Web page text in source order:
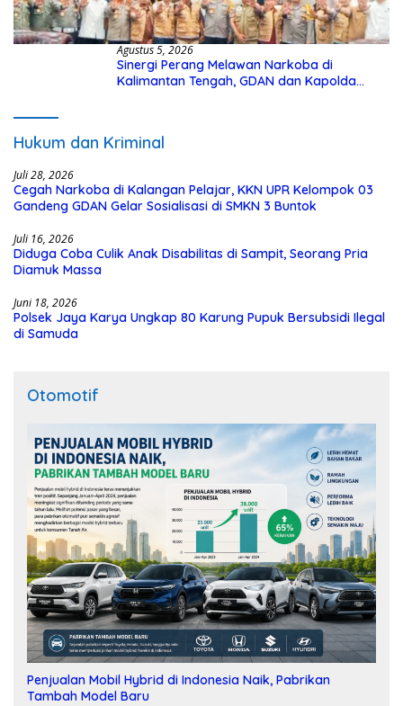
Agustus 5, 2026
Sinergi Perang Melawan Narkoba di
Kalimantan Tengah, GDAN dan Kapolda
Hukum dan Kriminal
Juli 28, 2026
Cegah Narkoba di Kalangan Pelajar, KKN UPR Kelompok 03
Gandeng GDAN Gelar Sosialisasi di SMKN 3 Buntok
Juli 16, 2026
Diduga Coba Culik Anak Disabilitas di Sampit, Seorang Pria
Diamuk Massa
Juni 18, 2026
Polsek Jaya Karya Ungkap 80 Karung Pupuk Bersubsidi Ilegal
di Samuda
Otomotif
Penjualan Mobil Hybrid di Indonesia Naik, Pabrikan
Tambah Model Baru